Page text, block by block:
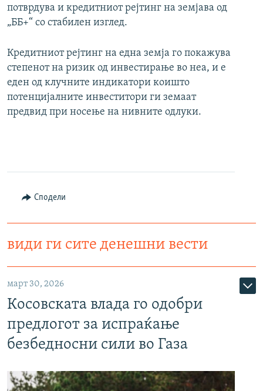
потврдува и кредитниот рејтинг на земјава од
„ББ+“ со стабилен изглед.
Кредитниот рејтинг на една земја го покажува
степенот на ризик од инвестирање во неа, и е
еден од клучните индикатори коишто
потенцијалните инвеститори ги земаат
предвид при носење на нивните одлуки.
Сподели
види ги сите денешни вести
март 30, 2026
Косовската влада го одобри
предлогот за испраќање
безбедносни сили во Газа